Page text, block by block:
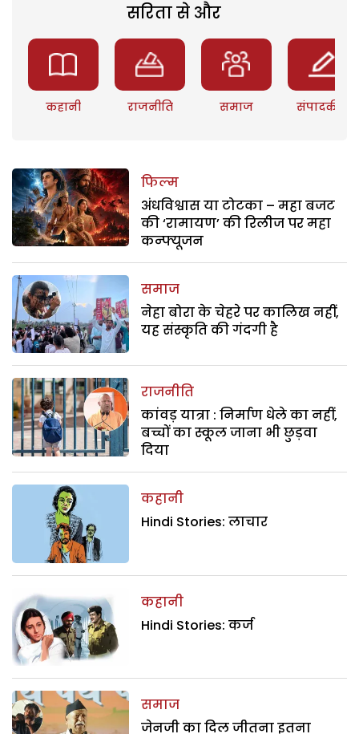
सरिता से और
कहानी राजनीति समाज संपादकीय
फिल्म
अंधविश्वास या टोटका – महा बजट
की ‘रामायण’ की रिलीज पर महा
कन्फ्यूजन
समाज
नेहा बोरा के चेहरे पर कालिख नहीं,
यह संस्कृति की गंदगी है
राजनीति
कांवड़ यात्रा : निर्माण धेले का नहीं,
बच्चों का स्कूल जाना भी छुड़वा
दिया
कहानी
Hindi Stories: लाचार
कहानी
Hindi Stories: कर्ज
समाज
जेनजी का दिल जीतना इतना